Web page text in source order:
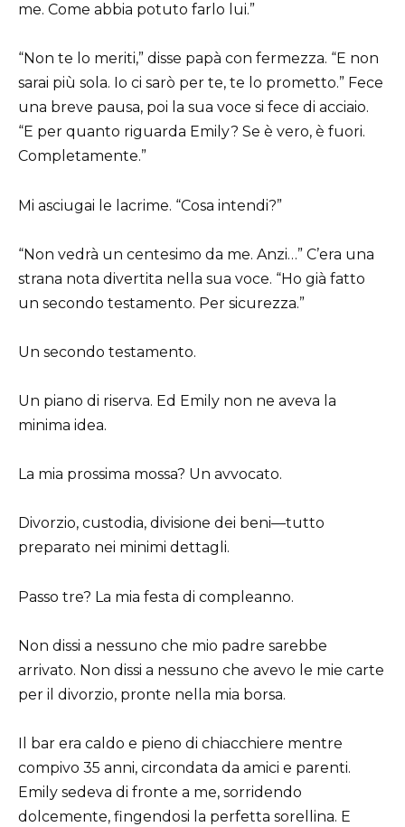
me. Come abbia potuto farlo lui.”
“Non te lo meriti,” disse papà con fermezza. “E non
sarai più sola. Io ci sarò per te, te lo prometto.” Fece
una breve pausa, poi la sua voce si fece di acciaio.
“E per quanto riguarda Emily? Se è vero, è fuori.
Completamente.”
Mi asciugai le lacrime. “Cosa intendi?”
“Non vedrà un centesimo da me. Anzi…” C’era una
strana nota divertita nella sua voce. “Ho già fatto
un secondo testamento. Per sicurezza.”
Un secondo testamento.
Un piano di riserva. Ed Emily non ne aveva la
minima idea.
La mia prossima mossa? Un avvocato.
Divorzio, custodia, divisione dei beni—tutto
preparato nei minimi dettagli.
Passo tre? La mia festa di compleanno.
Non dissi a nessuno che mio padre sarebbe
arrivato. Non dissi a nessuno che avevo le mie carte
per il divorzio, pronte nella mia borsa.
Il bar era caldo e pieno di chiacchiere mentre
compivo 35 anni, circondata da amici e parenti.
Emily sedeva di fronte a me, sorridendo
dolcemente, fingendosi la perfetta sorellina. E